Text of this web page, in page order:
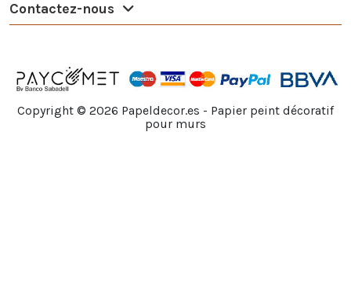
Contactez-nous
Copyright © 2026 Papeldecor.es - Papier peint décoratif
pour murs